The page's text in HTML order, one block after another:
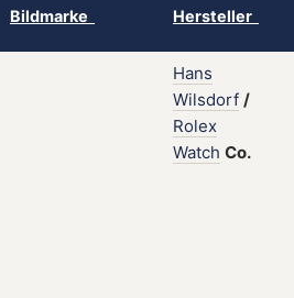
Bildmarke Hersteller
Hans
Wilsdorf /
Rolex
Watch Co.